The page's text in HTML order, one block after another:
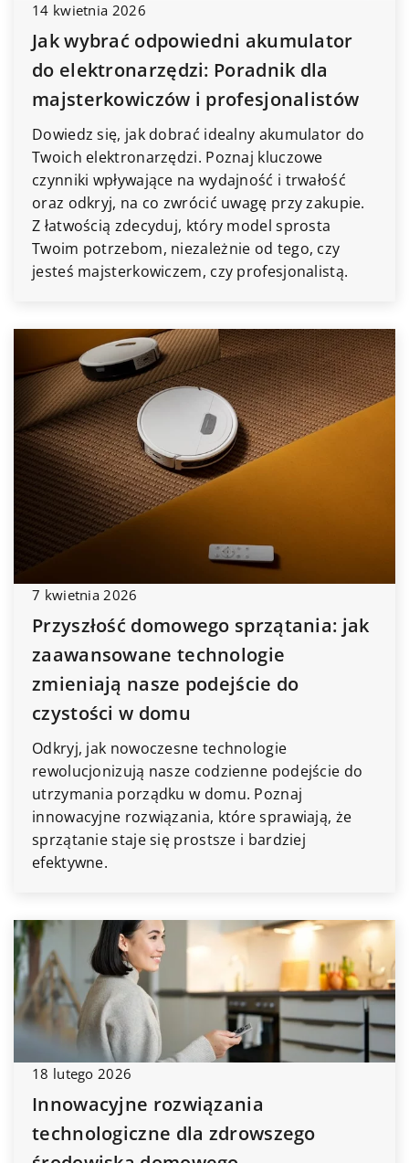
14 kwietnia 2026
Jak wybrać odpowiedni akumulator
do elektronarzędzi: Poradnik dla
majsterkowiczów i profesjonalistów
Dowiedz się, jak dobrać idealny akumulator do
Twoich elektronarzędzi. Poznaj kluczowe
czynniki wpływające na wydajność i trwałość
oraz odkryj, na co zwrócić uwagę przy zakupie.
Z łatwością zdecyduj, który model sprosta
Twoim potrzebom, niezależnie od tego, czy
jesteś majsterkowiczem, czy profesjonalistą.
7 kwietnia 2026
Przyszłość domowego sprzątania: jak
zaawansowane technologie
zmieniają nasze podejście do
czystości w domu
Odkryj, jak nowoczesne technologie
rewolucjonizują nasze codzienne podejście do
utrzymania porządku w domu. Poznaj
innowacyjne rozwiązania, które sprawiają, że
sprzątanie staje się prostsze i bardziej
efektywne.
18 lutego 2026
Innowacyjne rozwiązania
technologiczne dla zdrowszego